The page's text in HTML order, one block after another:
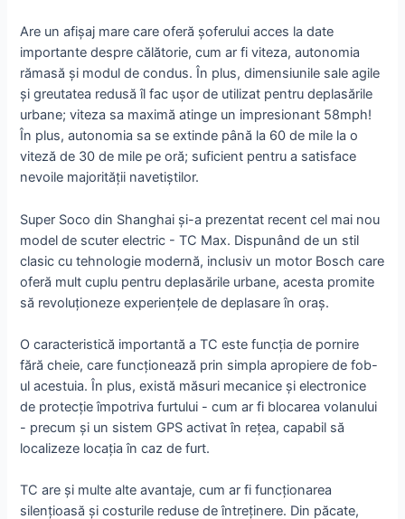
Are un afișaj mare care oferă șoferului acces la date
importante despre călătorie, cum ar fi viteza, autonomia
rămasă și modul de condus. În plus, dimensiunile sale agile
și greutatea redusă îl fac ușor de utilizat pentru deplasările
urbane; viteza sa maximă atinge un impresionant 58mph!
În plus, autonomia sa se extinde până la 60 de mile la o
viteză de 30 de mile pe oră; suficient pentru a satisface
nevoile majorității navetiștilor.
Super Soco din Shanghai și-a prezentat recent cel mai nou
model de scuter electric - TC Max. Dispunând de un stil
clasic cu tehnologie modernă, inclusiv un motor Bosch care
oferă mult cuplu pentru deplasările urbane, acesta promite
să revoluționeze experiențele de deplasare în oraș.
O caracteristică importantă a TC este funcția de pornire
fără cheie, care funcționează prin simpla apropiere de fob-
ul acestuia. În plus, există măsuri mecanice și electronice
de protecție împotriva furtului - cum ar fi blocarea volanului
- precum și un sistem GPS activat în rețea, capabil să
localizeze locația în caz de furt.
TC are și multe alte avantaje, cum ar fi funcționarea
silențioasă și costurile reduse de întreținere. Din păcate,